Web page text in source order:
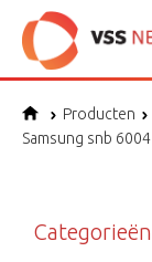
Producten
Samsung snb 6004
Categorieën